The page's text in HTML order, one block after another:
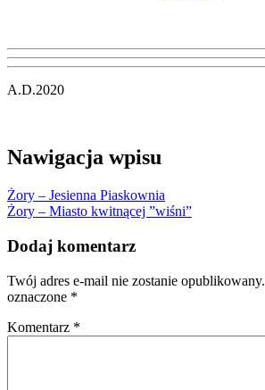
A.D.2020
Nawigacja wpisu
Żory – Jesienna Piaskownia
Żory – Miasto kwitnącej ”wiśni”
Dodaj komentarz
Twój adres e-mail nie zostanie opublikowany.
oznaczone *
Komentarz *